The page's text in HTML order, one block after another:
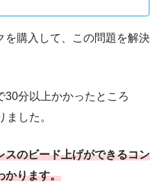
を購入して、この問題を解決
30分以上かかったところ
した。
スのビード上げができるコン
かります。